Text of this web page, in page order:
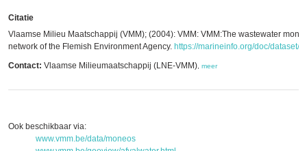
Citatie
Vlaamse Milieu Maatschappij (VMM); (2004): VMM: VMM:The wastewater
network of the Flemish Environment Agency. https://marineinfo.org/doc/dataset/
Contact: Vlaamse Milieumaatschappij (LNE-VMM) meer
Ook beschikbaar via:
www.vmm.be/data/moneos